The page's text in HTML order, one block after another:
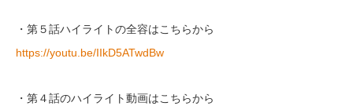
・第５話ハイライトの全容はこちらから
https://youtu.be/IIkD5ATwdBw
・第４話のハイライト動画はこちらから